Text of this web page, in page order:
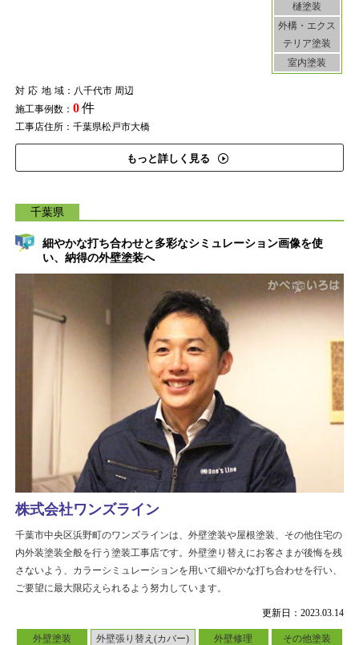
樋塗装
外構・エクス
テリア塗装
室内塗装
対応地域：八千代市 周辺
施工事例数： 0件
工事店住所：千葉県松戸市大橋
もっと詳しく見る
千葉県
細やかな打ち合わせと多彩なシミュレーション画像を使
い、納得の外壁塗装へ
更新日：2023.03.14
外壁塗装 外壁張り替え(カバー) 外壁修理
その他塗装
株式会社ワンズライン
千葉市中央区浜野町のワンズラインは、外壁塗装や屋根塗装、その他住宅の
内外装塗装全般を行う塗装工事店です。外壁塗り替えにお客さまが後悔を残
さないよう、カラーシミュレーションを用いて細やかな打ち合わせを行い、
ご要望に最大限応えられるよう努力しています。